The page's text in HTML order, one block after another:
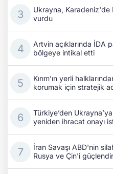
Ukrayna,
vurdu
Artvin açıklarında İDA
bölgeye intikal etti
Kırım’ın yerli
korumak için stratejik
Türkiye’den
yeniden ihracat onayı
İran Savaşı ABD'nin
Rusya ve Çin'i